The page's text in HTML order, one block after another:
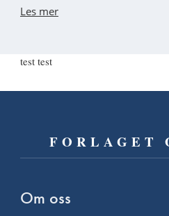
Les mer
test test
FORLAGET
Om oss